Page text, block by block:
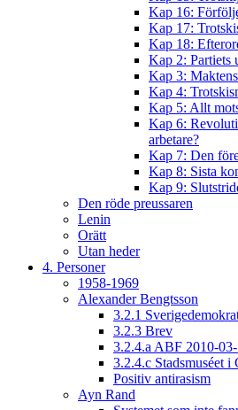
Kap 16:
Kap 17:
Kap 18:
Kap 2: Partiets
Kap 3:
Kap 4:
Kap 5: Allt
Kap 6:
arbetare?
Kap 7: Den
Kap 8: Sista
Kap 9:
Den röde preussaren
Lenin
Orätt
Utan heder
4. Personer
1958-1969
Alexander Bengtsson
3.2.1
3.2.3 Brev
3.2.4.a ABF 2010-
3.2.4.c Stadsmuséet
Positiv antirasism
Ayn Rand